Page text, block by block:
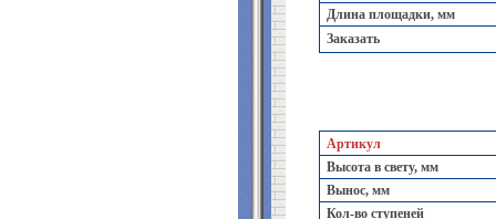
Длина площадки, мм
Заказать
Артикул
Высота в свету, мм
Вынос, мм
Кол-во ступеней